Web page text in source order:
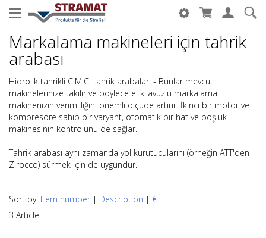
Markalama makineleri için tahrik
arabası
Hidrolik tahrikli C.M.C. tahrik arabaları - Bunlar mevcut
makinelerinize takılır ve böylece el kılavuzlu markalama
makinenizin verimliliğini önemli ölçüde artırır. İkinci bir motor ve
kompresöre sahip bir varyant, otomatik bir hat ve boşluk
makinesinin kontrolünü de sağlar.
Tahrik arabası aynı zamanda yol kurutucularını (örneğin ATT'den
Zirocco) sürmek için de uygundur.
Sort by: Item number | Description | €
3 Article